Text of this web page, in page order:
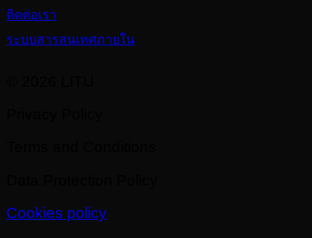
ติดต่อเรา
ระบบสารสนเทศภายใน
Cookies policy